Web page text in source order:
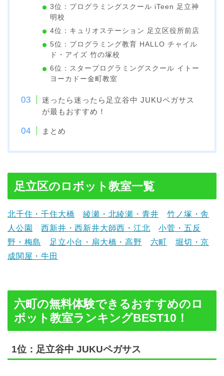
3位：プログラミングスクール iTeen 足立神
明校
4位：キュリオステーション 足立区役所前店
5位：プログラミング教育 HALLO チャイル
ド・アイズ 竹の塚校
6位：スタープログラミングスクール イトー
ヨーカドー金町教室
迷ったら迷ったら足立谷中 JUKUペガサス
が最もおすすめ！
まとめ
足立区のロボット教室一覧
北千住・千住大橋 綾瀬・北綾瀬・青井
竹ノ塚・舎
人公園
西新井・西新井大師西・江北
小菅・五反
野・梅島
足立小台・扇大橋・高野 六町
堀切・京
成関屋・牛田
六町の無料体験できるおすすめのロ
ボット教室ランキングBEST10！
1位：足立谷中 JUKUペガサス